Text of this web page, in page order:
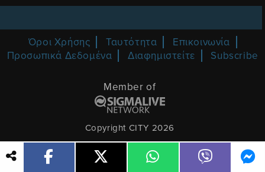
Όροι Χρήσης Ταυτότητα
Επικοινωνία
Προσωπικά Δεδομένα
Διαφημιστείτε Subscribe
Member of
Copyright CITY 2026
Proudly developed by